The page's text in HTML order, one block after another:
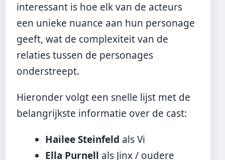
interessant is hoe elk van de acteurs
een unieke nuance aan hun personage
geeft, wat de complexiteit van de
relaties tussen de personages
onderstreept.
Hieronder volgt een snelle lijst met de
belangrijkste informatie over de cast:
Hailee Steinfeld als Vi
Ella Purnell als Jinx / oudere